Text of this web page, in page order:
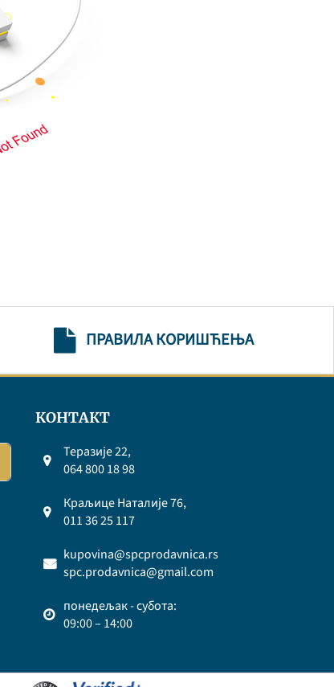
ПРАВИЛА КОРИШЋЕЊА
КОНТАКТ
Теразије 22,
064 800 18 98
Краљице Наталије 76,
011 36 25 117
kupovina@spcprodavnica.rs
spc.prodavnica@gmail.com
понедељак - субота:
09:00 – 14:00